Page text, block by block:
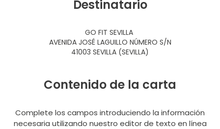
Destinatario
GO FIT SEVILLA
AVENIDA JOSÉ LAGUILLO NÚMERO S/N
41003 SEVILLA (SEVILLA)
Contenido de la carta
Complete los campos introduciendo la información
necesaria utilizando nuestro editor de texto en línea